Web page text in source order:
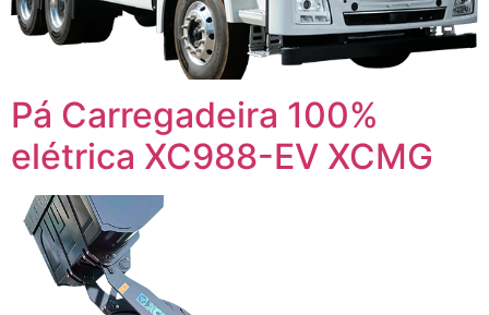
Pá Carregadeira 100%
elétrica XC988-EV XCMG